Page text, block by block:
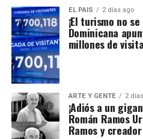
EL PAIS 2 días ago
¡El turismo no
Dominicana
millones de
ARTE Y GENTE 2
¡Adiós a un
Román Ramos
Ramos y